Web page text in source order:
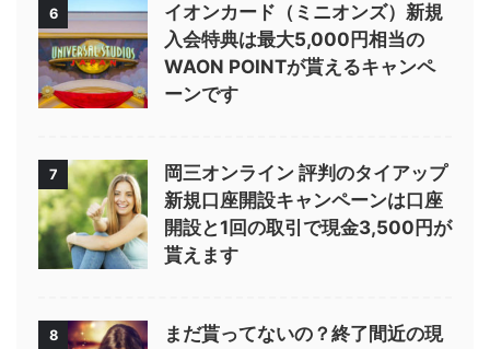
6
イオンカード（ミニオンズ）新規
入会特典は最大5,000円相当の
WAON POINTが貰えるキャンペ
ーンです
7
岡三オンライン 評判のタイアップ
新規口座開設キャンペーンは口座
開設と1回の取引で現金3,500円が
貰えます
8
まだ貰ってないの？終了間近の現